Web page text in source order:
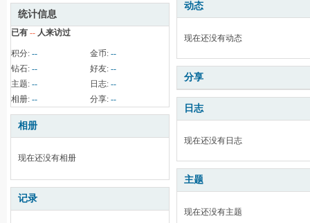
统计信息
已有 -- 人来访过
积分: -- 金币: --
钻石: -- 好友: --
主题: -- 日志: --
相册: -- 分享: --
相册
现在还没有相册
记录
动态
现在还没有动态
分享
日志
现在还没有日志
主题
现在还没有主题